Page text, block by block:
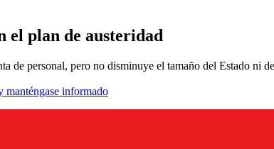
el plan de austeridad
de personal, pero no disminuye el tamaño del Estado ni
informado